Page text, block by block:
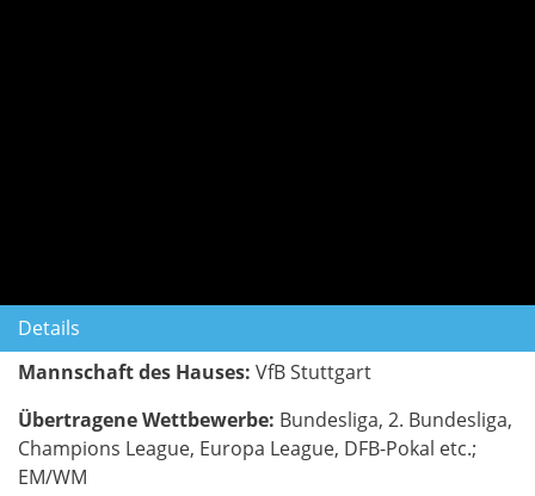
Details
Mannschaft des Hauses: VfB Stuttgart
Übertragene Wettbewerbe: Bundesliga, 2. Bundesliga,
Champions League, Europa League, DFB-Pokal etc.;
EM/WM